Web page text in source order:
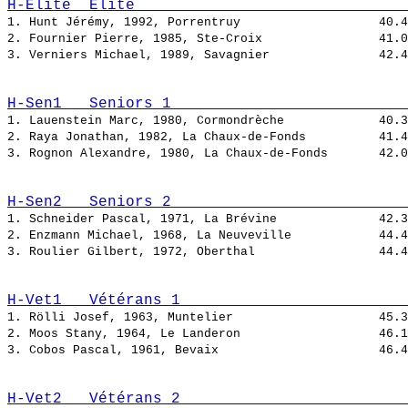
H-Elite  Elite
1. Hunt Jérémy, 1992, Porrentruy
2. Fournier Pierre, 1985, Ste-Croix
3. Verniers Michael, 1989, Savagnier
H-Sen1   Seniors 1
1. Lauenstein Marc, 1980, Cormondrèche
2. Raya Jonathan, 1982, La Chaux-de-Fonds
3. Rognon Alexandre, 1980, La Chaux-de-Fonds
H-Sen2   Seniors 2
1. Schneider Pascal, 1971, La Brévine
2. Enzmann Michael, 1968, La Neuveville
3. Roulier Gilbert, 1972, Oberthal
H-Vet1   Vétérans 1
1. Rölli Josef, 1963, Muntelier
2. Moos Stany, 1964, Le Landeron
3. Cobos Pascal, 1961, Bevaix
H-Vet2   Vétérans 2